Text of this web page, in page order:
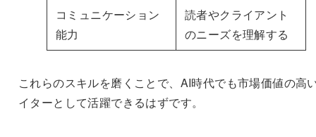
コミュニケーション
能力
読者やクライアント
のニーズを理解する
これらのスキルを磨くことで、AI時代でも市場価値の高
イターとして活躍できるはずです。